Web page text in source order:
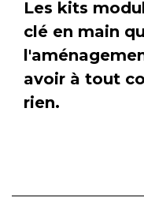
Les kits
clé en main
avoir à tout
rien.